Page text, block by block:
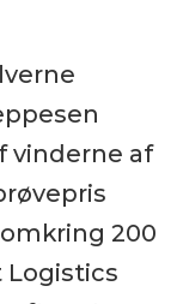
vinderne af
200
Logistics